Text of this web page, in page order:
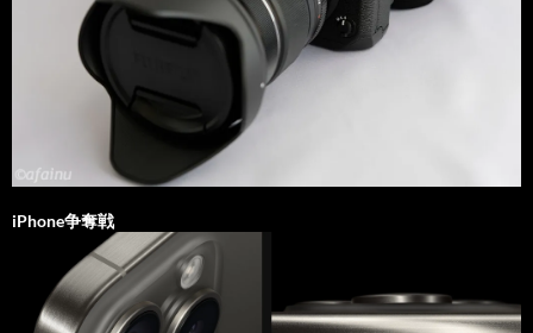
iPhone争奪戦